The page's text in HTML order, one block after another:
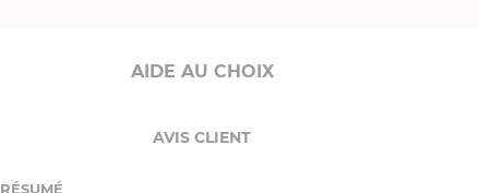
AIDE AU CHOIX
AVIS CLIENT
RÉSUMÉ